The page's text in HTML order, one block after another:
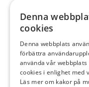
Denna
cookies
Denna webbplats
förbättra
använda vår
cookies i enlighet med
Läs mer om kakor på